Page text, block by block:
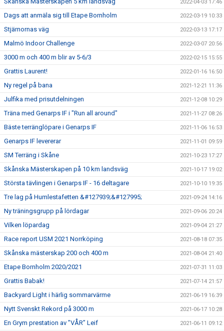
2022-04-03 17:46
Dags att anmäla sig till Etape Bornholm 2022-03-19 10:33
Stjärnornas väg 2022-03-13 17:17
Malmö Indoor Challenge 2022-03-07 20:56
3000 m och 400 m blir av 5-6/3 2022-02-15 15:55
Grattis Laurent! 2022-01-16 16:50
Ny regel på bana 2021-12-21 11:36
Julfika med prisutdelningen 2021-12-08 10:29
Träna med Genarps IF i "Run all around" 2021-11-27 08:26
Bäste terränglöpare i Genarps IF 2021-11-06 16:53
Genarps IF levererar 2021-11-01 09:59
SM Terräng i Skåne 2021-10-23 17:27
Skånska Mästerskapen på 10 km landsväg 2021-10-17 19:02
Största tävlingen i Genarps IF - 16 deltagare 2021-10-10 19:35
Tre lag på Humlestafetten &#127939;&#127995; 2021-09-24 14:16
Ny träningsgrupp på lördagar 2021-09-06 20:24
Vilken löpardag 2021-09-04 21:27
Race report USM 2021 Norrköping 2021-08-18 07:35
Skånska mästerskap 200 och 400 m 2021-08-04 21:40
Etape Bornholm 2020/2021 2021-07-31 11:03
Grattis Babak! 2021-07-14 21:57
Backyard Light i härlig sommarvärme 2021-06-19 16:39
Nytt Svenskt Rekord på 3000 m 2021-06-17 10:28
En Grym prestation av ”VÅR” Leif 2021-06-11 09:12